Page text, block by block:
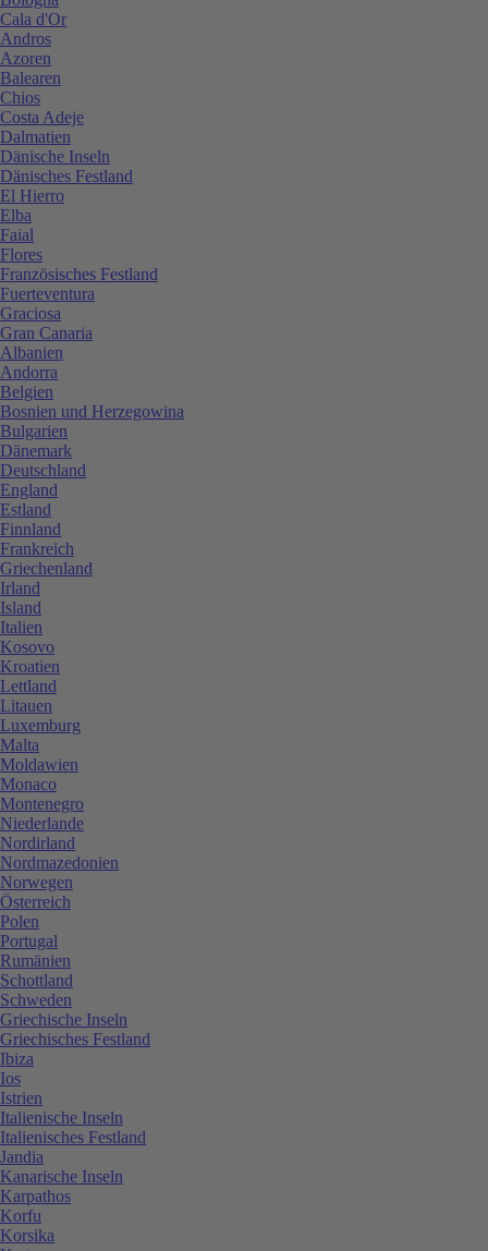
Cala d'Or
Andros
Azoren
Balearen
Chios
Costa Adeje
Dalmatien
Dänische Inseln
Dänisches Festland
El Hierro
Elba
Faial
Flores
Französisches Festland
Fuerteventura
Graciosa
Gran Canaria
Albanien
Andorra
Belgien
Bosnien und Herzegowina
Bulgarien
Dänemark
Deutschland
England
Estland
Finnland
Frankreich
Griechenland
Irland
Island
Italien
Kosovo
Kroatien
Lettland
Litauen
Luxemburg
Malta
Moldawien
Monaco
Montenegro
Niederlande
Nordirland
Nordmazedonien
Norwegen
Österreich
Polen
Portugal
Rumänien
Schottland
Schweden
Griechische Inseln
Griechisches Festland
Ibiza
Ios
Istrien
Italienische Inseln
Italienisches Festland
Jandia
Kanarische Inseln
Karpathos
Korfu
Korsika